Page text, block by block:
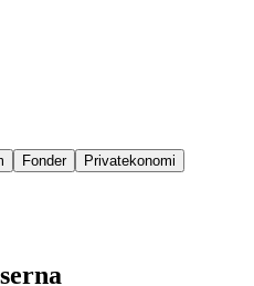
Fonder
Privatekonomi